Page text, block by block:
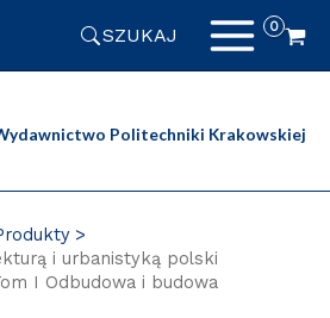
SZUKAJ
Politechniki Krakowskiej
i urbanistyką polski
I Odbudowa i budowa